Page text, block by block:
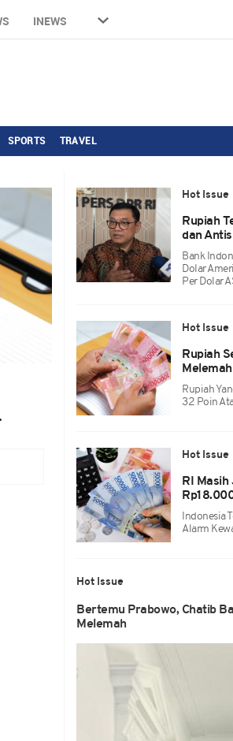
INEWS
SPORTS TRAVEL
Hot Issue
Rupiah
dan
Bank
Dolar
Per Dolar
Hot Issue
Rupiah
Rupiah
32 Poin
Hot Issue
RI
Indonesia
Alarm
Hot Issue
Bertemu Prabowo, Chatib
Melemah